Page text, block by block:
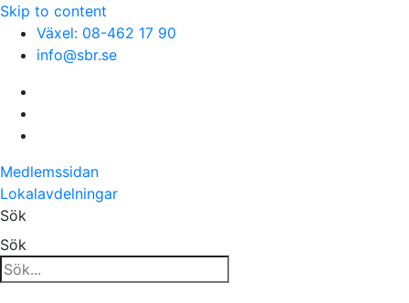
Skip to content
Växel: 08-462 17 90
info@sbr.se
Medlemssidan
Lokalavdelningar
Sök
Sök